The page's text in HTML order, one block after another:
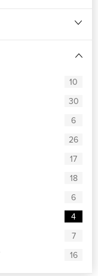
10
30
6
26
17
18
6
4
7
16